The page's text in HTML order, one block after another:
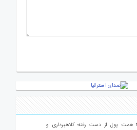
۳۰۰ شاکی و ۴ همت پول از دست رفته؛ کلاهبرداری و